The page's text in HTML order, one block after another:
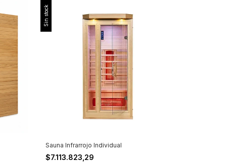
Sin stock
Sauna Infrarrojo Individual
$7.113.823,29